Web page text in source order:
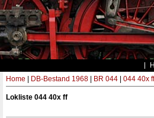
Home DB-Bestand 1968| BR 044| 044 40x ff
Lokliste 044 40x ff